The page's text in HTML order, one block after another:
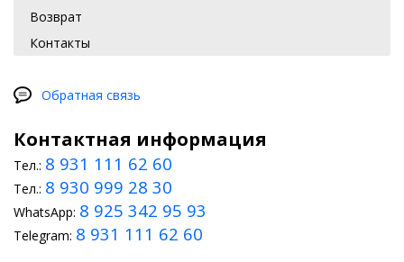
Возврат
Контакты
Обратная связь
Контактная информация
Тел.: 8 931 111 62 60
Тел.: 8 930 999 28 30
WhatsApp: 8 925 342 95 93
Telegram: 8 931 111 62 60